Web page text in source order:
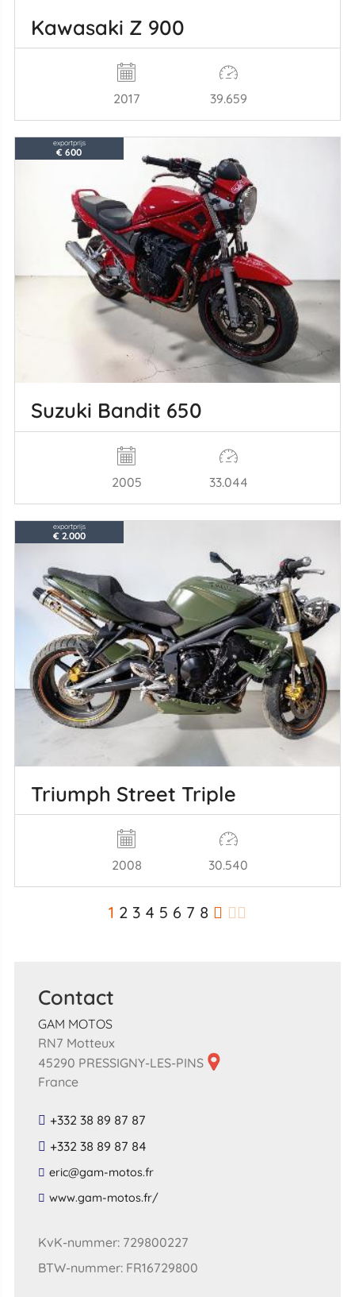
Kawasaki Z 900
2017 39.659
exportprijs
€ 600
Suzuki Bandit 650
2005 33.044
exportprijs
€ 2.000
Triumph Street Triple
2008 30.540
1 2 3 4 5 6 7 8
Contact
GAM MOTOS
RN7 Motteux
45290 PRESSIGNY-LES-PINS
France
+332 38 89 87 87
+332 38 89 87 84
​eric​@​gam​-​motos​.​fr​
​www​.​gam​-​motos​.​fr​/
KvK-nummer: 729800227
BTW-nummer: FR16729800